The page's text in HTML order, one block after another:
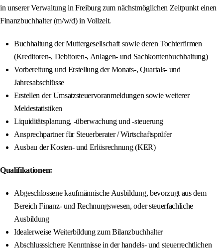
in unserer Verwaltung in Freiburg zum nächstmöglichen Zeitpunkt einen
Finanzbuchhalter (m/w/d) in Vollzeit.
Buchhaltung der Muttergesellschaft sowie deren Tochterfirmen
(Kreditoren-, Debitoren-, Anlagen- und Sachkontenbuchhaltung)
Vorbereitung und Erstellung der Monats-, Quartals- und
Jahresabschlüsse
Erstellen der Umsatzsteuervoranmeldungen sowie weiterer
Meldestatistiken
Liquiditätsplanung, -überwachung und -steuerung
Ansprechpartner für Steuerberater / Wirtschaftsprüfer
Ausbau der Kosten- und Erlösrechnung (KER)
Qualifikationen:
Abgeschlossene kaufmännische Ausbildung, bevorzugt aus dem
Bereich Finanz- und Rechnungswesen, oder steuerfachliche
Ausbildung
Idealerweise Weiterbildung zum Bilanzbuchhalter
Abschlusssichere Kenntnisse in der handels- und steuerrechtlichen